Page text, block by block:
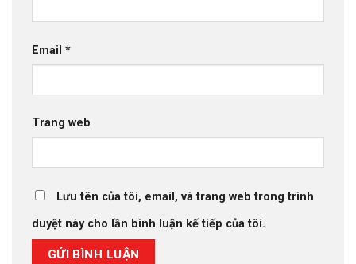
Email *
Trang web
Lưu tên của tôi, email, và trang web trong trình
duyệt này cho lần bình luận kế tiếp của tôi.